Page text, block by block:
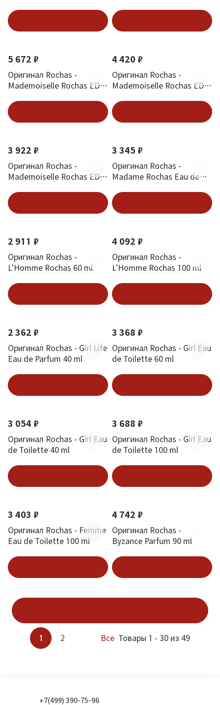
5 672 ₽
Оригинал Rochas -
Mademoiselle Rochas EDT
4 420 ₽
Оригинал Rochas -
Mademoiselle Rochas EDP
3 922 ₽
Оригинал Rochas -
Mademoiselle Rochas EDP
3 345 ₽
Оригинал Rochas -
Madame Rochas Eau de
2 911 ₽
Оригинал Rochas -
L'Homme Rochas 60 ml
4 092 ₽
Оригинал Rochas -
L'Homme Rochas 100 ml
2 362 ₽
Оригинал Rochas - Girl Life
Eau de Parfum 40 ml
3 368 ₽
Оригинал Rochas - Girl Eau
de Toilette 60 ml
3 054 ₽
Оригинал Rochas - Girl Eau
de Toilette 40 ml
3 688 ₽
Оригинал Rochas - Girl Eau
de Toilette 100 ml
3 403 ₽
Оригинал Rochas - Femme
Eau de Toilette 100 ml
4 742 ₽
Оригинал Rochas -
Byzance Parfum 90 ml
1 2 Все Товары 1 - 30 из 49
+7(499) 390-75-96